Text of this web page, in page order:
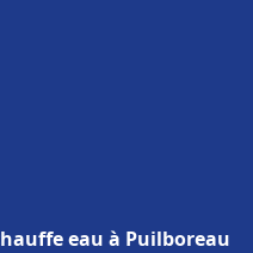
eau à Puilboreau